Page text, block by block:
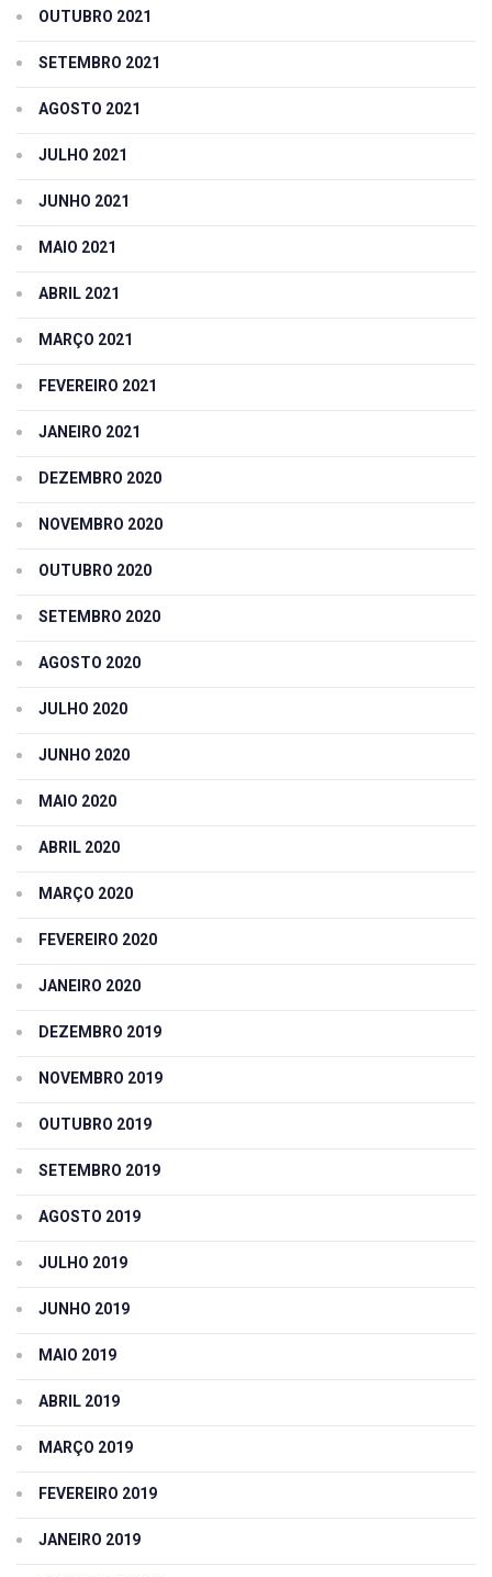
OUTUBRO 2021
SETEMBRO 2021
AGOSTO 2021
JULHO 2021
JUNHO 2021
MAIO 2021
ABRIL 2021
MARÇO 2021
FEVEREIRO 2021
JANEIRO 2021
DEZEMBRO 2020
NOVEMBRO 2020
OUTUBRO 2020
SETEMBRO 2020
AGOSTO 2020
JULHO 2020
JUNHO 2020
MAIO 2020
ABRIL 2020
MARÇO 2020
FEVEREIRO 2020
JANEIRO 2020
DEZEMBRO 2019
NOVEMBRO 2019
OUTUBRO 2019
SETEMBRO 2019
AGOSTO 2019
JULHO 2019
JUNHO 2019
MAIO 2019
ABRIL 2019
MARÇO 2019
FEVEREIRO 2019
JANEIRO 2019